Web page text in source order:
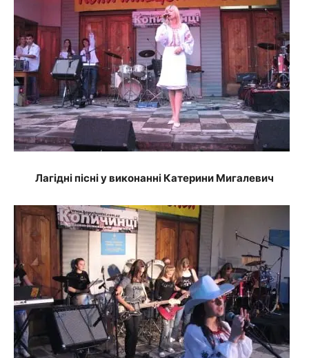
Лагідні пісні у виконанні Катерини Мигалевич